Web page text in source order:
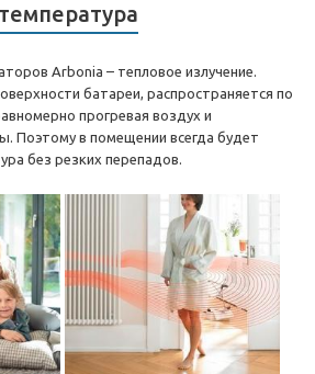
Arbonia – тепловое излучение.
батареи, распространяется по
прогревая воздух и
Поэтому в помещении всегда будет
без резких перепадов.